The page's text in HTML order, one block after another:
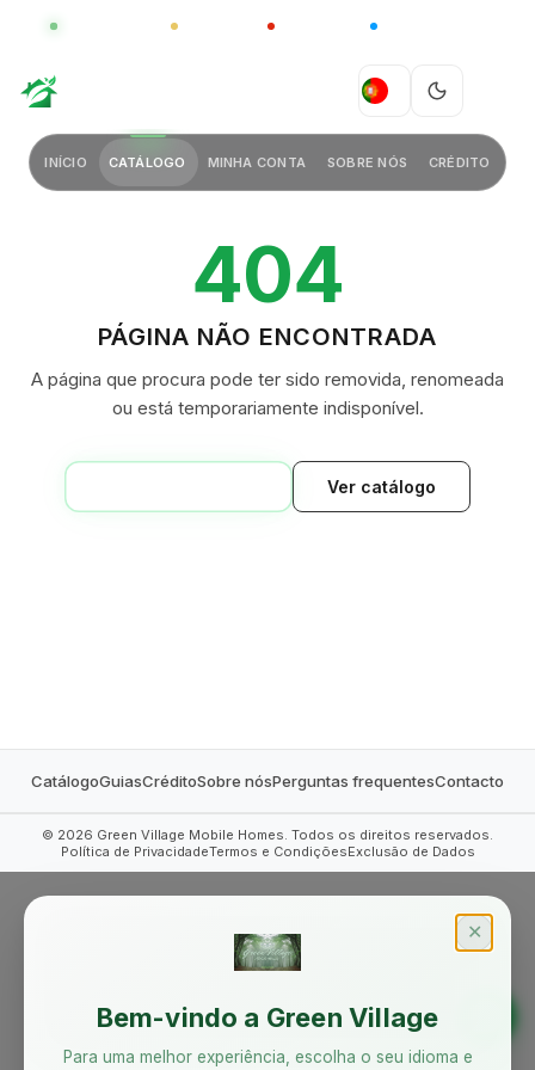
CHINA
PT
INÍCIO CATÁLOGO MINHA CONTA SOBRE NÓS CRÉDITO
404
PÁGINA NÃO ENCONTRADA
A página que procura pode ter sido removida, renomeada
ou está temporariamente indisponível.
Ver catálogo
CatálogoGuiasCréditoSobre nósPerguntas frequentesContacto
© 2026 Green Village Mobile Homes. Todos os direitos reservados.
Política de PrivacidadeTermos e CondiçõesExclusão de Dados
✕
Bem-vindo a Green Village
Para uma melhor experiência, escolha o seu idioma e